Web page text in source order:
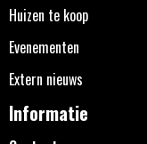
Huizen te koop
Evenementen
Extern nieuws
Informatie